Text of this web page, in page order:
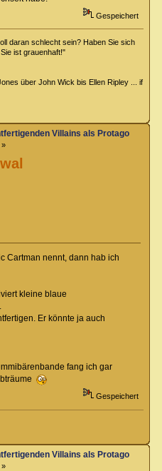
Gespeichert
daran schlecht sein? Haben Sie sich
ist grauenhaft!"
über John Wick bis Ellen Ripley ... if
Villains als Protagonisten?
»
Cartman nennt, dann hab ich
kleine blaue
Er könnte ja auch
fang ich gar
Gespeichert
Villains als Protagonisten?
»